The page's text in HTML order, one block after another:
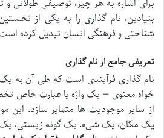
برای اشاره به هر چیز، توصیفی طولانی و
بنیادین، نام گذاری را به یکی از
شناختی و فرهنگی انسان تبدیل کرده
تعریفی جامع از نام گذاری
نام گذاری فرآیندی است که طی آن به
خواه معنوی — یک واژه یا عبارت خاص
از سایر موجودیت ها متمایز سازد. این
یک مکان، یک شیء، یک گونه زیستی، یک